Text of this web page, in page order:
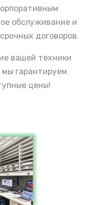
обслуживание и
договоров.
вашей техники
гарантируем
цены!